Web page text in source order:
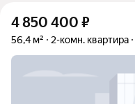
4 850 400 ₽
56,4 м² 2-комн. квартира